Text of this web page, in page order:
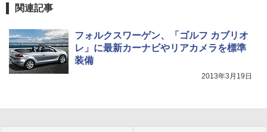
関連記事
フォルクスワーゲン、「ゴルフ カブリオ
レ」に最新カーナビやリアカメラを標準
装備
2013年3月19日